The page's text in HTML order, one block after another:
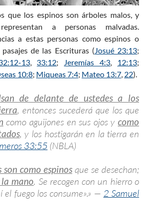
que los espinos son árboles malos, y
a personas malvadas.
a estas personas como espinos o
de las Escrituras (Josué 23:13;
13, 33:12; Jeremías 4:3, 12:13;
10:8; Miqueas 7:4; Mateo 13:7, 22).
de delante de ustedes a los
, entonces sucederá que los que
como aguijones en sus ojos ycomo
, y los hostigarán en la tierra en
33:55 (NBLA)
son como espinos que se desechan;
mano. Se recogen con un hierro o
fuego los consume».» — 2 Samuel